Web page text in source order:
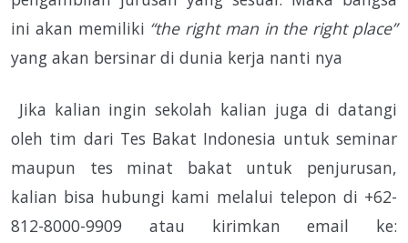
ini akan memiliki “the right man in the right place”
yang akan bersinar di dunia kerja nanti nya
Jika kalian ingin sekolah kalian juga di datangi
oleh tim dari Tes Bakat Indonesia untuk seminar
maupun tes minat bakat untuk penjurusan,
kalian bisa hubungi kami melalui telepon di +62-
812-8000-9909 atau kirimkan email ke: